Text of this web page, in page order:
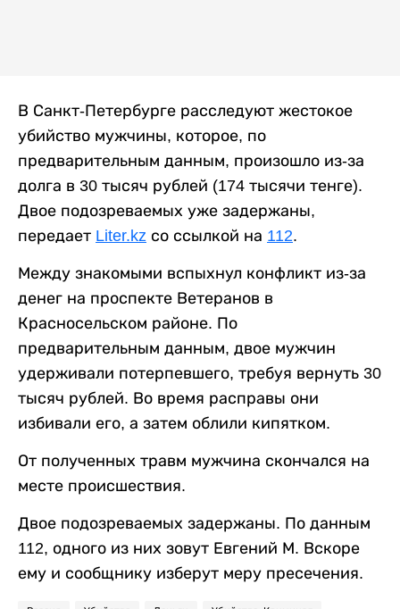
В Санкт-Петербурге расследуют жестокое
убийство мужчины, которое, по
предварительным данным, произошло из-за
долга в 30 тысяч рублей (174 тысячи тенге).
Двое подозреваемых уже задержаны,
передает Liter.kz со ссылкой на 112.
Между знакомыми вспыхнул конфликт из-за
денег на проспекте Ветеранов в
Красносельском районе. По
предварительным данным, двое мужчин
удерживали потерпевшего, требуя вернуть 30
тысяч рублей. Во время расправы они
избивали его, а затем облили кипятком.
От полученных травм мужчина скончался на
месте происшествия.
Двое подозреваемых задержаны. По данным
112, одного из них зовут Евгений М. Вскоре
ему и сообщнику изберут меру пресечения.